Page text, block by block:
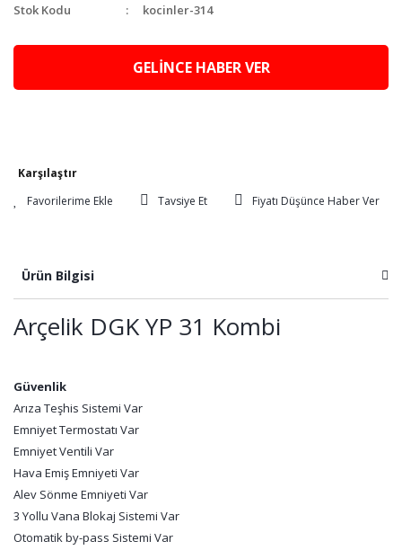
Stok Kodu
kocinler-314
GELİNCE HABER VER
Karşılaştır
Tavsiye Et
Fiyatı Düşünce Haber Ver
Ürün Bilgisi
Arçelik DGK YP 31 Kombi
Güvenlik
Arıza Teşhis Sistemi Var
Emniyet Termostatı Var
Emniyet Ventili Var
Hava Emiş Emniyeti Var
Alev Sönme Emniyeti Var
3 Yollu Vana Blokaj Sistemi Var
Otomatik by-pass Sistemi Var